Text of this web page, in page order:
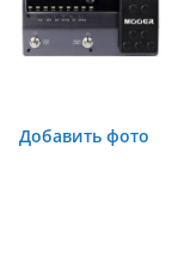
Добавить фото